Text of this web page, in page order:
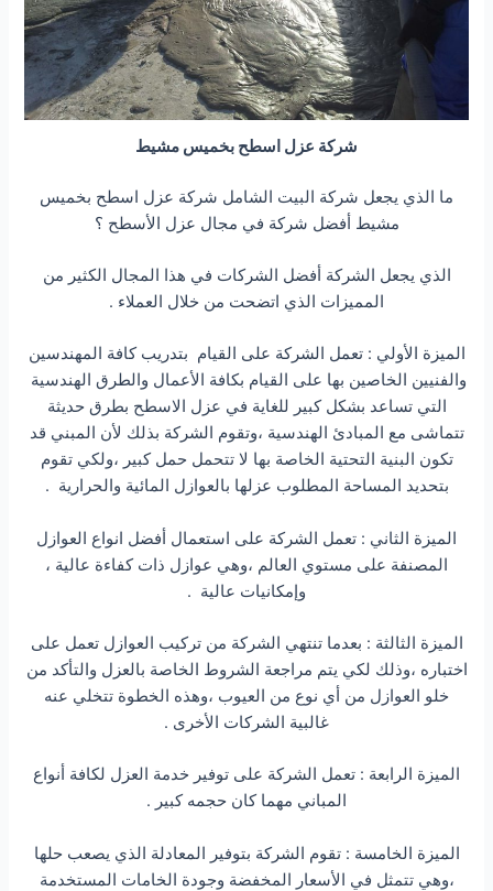
شركة عزل اسطح بخميس مشيط
ما الذي يجعل شركة البيت الشامل شركة عزل اسطح بخميس
مشيط أفضل شركة في مجال عزل الأسطح ؟
الذي يجعل الشركة أفضل الشركات في هذا المجال الكثير من
المميزات الذي اتضحت من خلال العملاء .
الميزة الأولي : تعمل الشركة على القيام بتدريب كافة المهندسين
والفنيين الخاصين بها على القيام بكافة الأعمال والطرق الهندسية
التي تساعد بشكل كبير للغاية في عزل الاسطح بطرق حديثة
تتماشى مع المبادئ الهندسية ،وتقوم الشركة بذلك لأن المبني قد
تكون البنية التحتية الخاصة بها لا تتحمل حمل كبير ،ولكي تقوم
بتحديد المساحة المطلوب عزلها بالعوازل المائية والحرارية .
الميزة الثاني : تعمل الشركة على استعمال أفضل انواع العوازل
المصنفة على مستوي العالم ،وهي عوازل ذات كفاءة عالية ،
وإمكانيات عالية .
الميزة الثالثة : بعدما تنتهي الشركة من تركيب العوازل تعمل على
اختباره ،وذلك لكي يتم مراجعة الشروط الخاصة بالعزل والتأكد من
خلو العوازل من أي نوع من العيوب ،وهذه الخطوة تتخلي عنه
غالبية الشركات الأخرى .
الميزة الرابعة : تعمل الشركة على توفير خدمة العزل لكافة أنواع
المباني مهما كان حجمه كبير .
الميزة الخامسة : تقوم الشركة بتوفير المعادلة الذي يصعب حلها
،وهي تتمثل في الأسعار المخفضة وجودة الخامات المستخدمة